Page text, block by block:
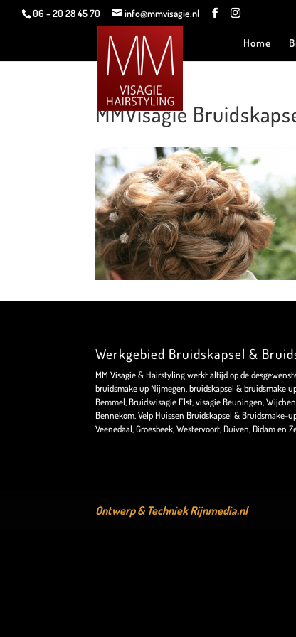
06 - 20 28 45 70 info@mmvisagie.nl
Home
MMVisagie
Werkgebied Bruidskapsel &
MM Visagie & Hairstyling werkt altijd op de
bruidsmake up Nijmegen, bruidskapsel & bruidsmake
Bemmel, Bruidsvisagie Elst, visagie Beuningen,
Bennekom, Velp Huissen Bruidskapsel & Bruidsmake-
Veenedaal, Groesbeek, Westervoort, Duiven, Didam en
Ontwerp & TechniekRijnmedia.nl